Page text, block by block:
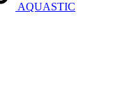
AQUASTIC